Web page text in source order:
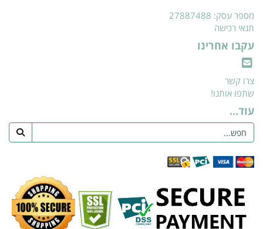
מספר עסק: 27887488
תנאי רכישה
עקבו אחרינו
צרו קשר
שתפו אותנו!
עוד...